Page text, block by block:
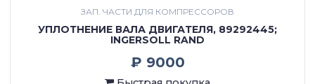
ЗАП. ЧАСТИ ДЛЯ КОМПРЕССОРОВ
УПЛОТНЕНИЕ ВАЛА ДВИГАТЕЛЯ, 89292445;
INGERSOLL RAND
₽ 9000